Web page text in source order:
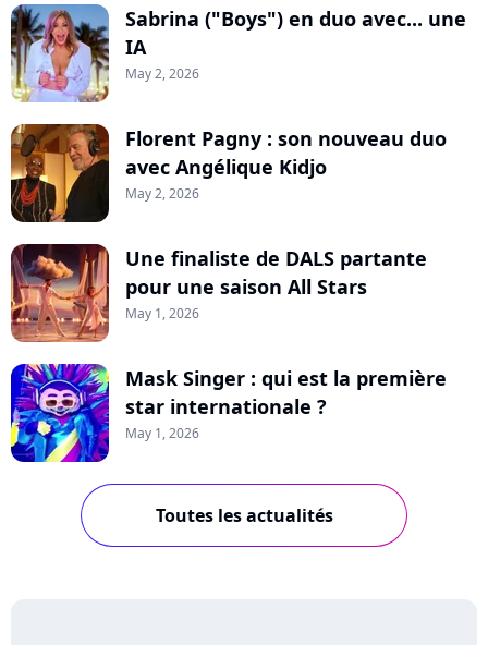
Sabrina ("Boys") en duo avec... une
IA
May 2, 2026
Florent Pagny : son nouveau duo
avec Angélique Kidjo
May 2, 2026
Une finaliste de DALS partante
pour une saison All Stars
May 1, 2026
Mask Singer : qui est la première
star internationale ?
May 1, 2026
Toutes les actualités